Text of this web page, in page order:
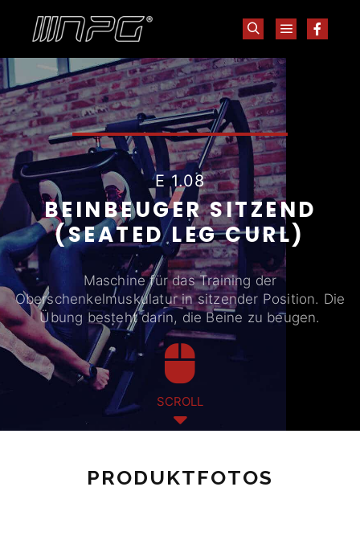
E 1.08
BEINBEUGER SITZEND
(SEATED LEG CURL)
Maschine für das Training der
Oberschenkelmuskulatur in sitzender Position. Die
Übung besteht darin, die Beine zu beugen.
SCROLL
PRODUKTFOTOS